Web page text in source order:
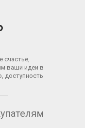
ваши идеи в
доступность